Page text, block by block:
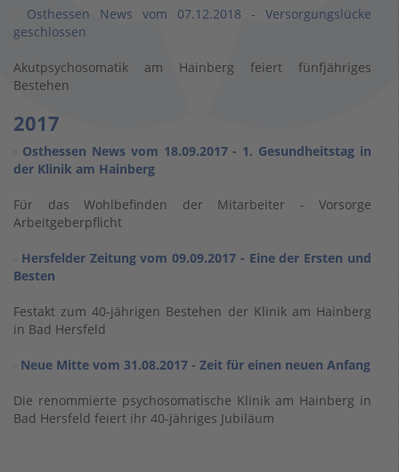
Osthessen News vom 07.12.2018 - Versorgungslücke
geschlossen
Akutpsychosomatik am Hainberg feiert fünfjähriges
Bestehen
2017
Osthessen News vom 18.09.2017 - 1. Gesundheitstag in
der Klinik am Hainberg
Für das Wohlbefinden der Mitarbeiter - Vorsorge
Arbeitgeberpflicht
Hersfelder Zeitung vom 09.09.2017 - Eine der Ersten und
Besten
Festakt zum 40-jährigen Bestehen der Klinik am Hainberg
in Bad Hersfeld
Neue Mitte vom 31.08.2017 - Zeit für einen neuen Anfang
Die renommierte psychosomatische Klinik am Hainberg in
Bad Hersfeld feiert ihr 40-jähriges Jubiläum